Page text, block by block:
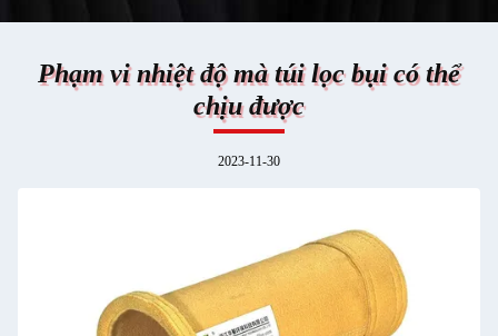
Phạm vi nhiệt độ mà túi lọc bụi có thể
chịu được
2023-11-30